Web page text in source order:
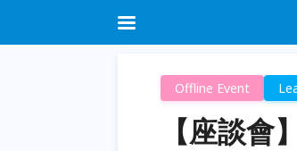
Offline Event
【座談